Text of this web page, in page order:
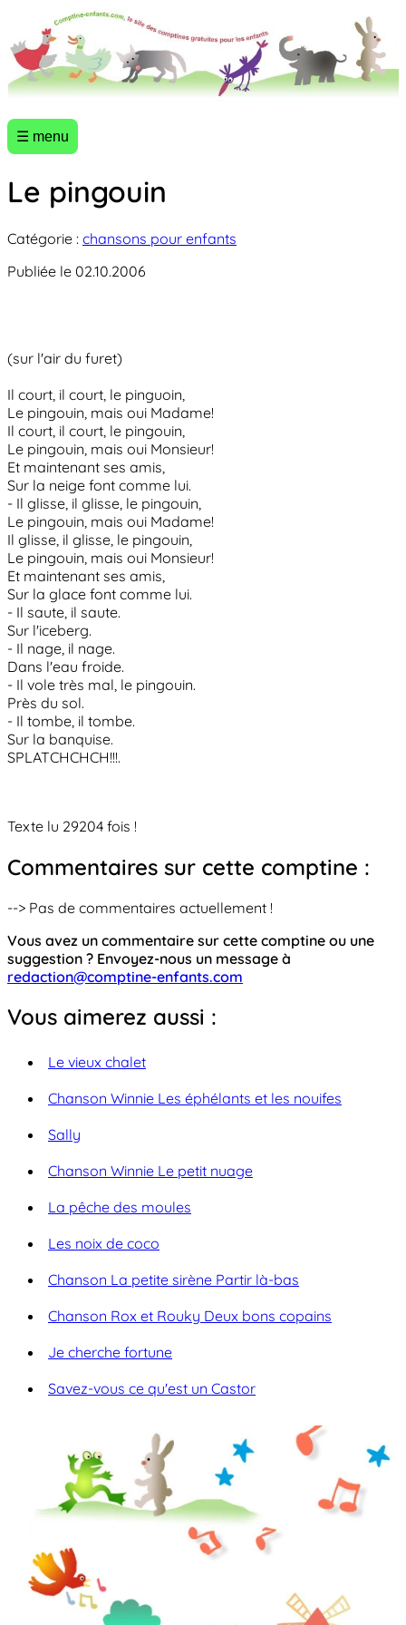
☰ menu
Le pingouin
Catégorie : chansons pour enfants
Publiée le 02.10.2006
(sur l'air du furet)
Il court, il court, le pinguoin,
Le pingouin, mais oui Madame!
Il court, il court, le pingouin,
Le pingouin, mais oui Monsieur!
Et maintenant ses amis,
Sur la neige font comme lui.
- Il glisse, il glisse, le pingouin,
Le pingouin, mais oui Madame!
Il glisse, il glisse, le pingouin,
Le pingouin, mais oui Monsieur!
Et maintenant ses amis,
Sur la glace font comme lui.
- Il saute, il saute.
Sur l'iceberg.
- Il nage, il nage.
Dans l'eau froide.
- Il vole très mal, le pingouin.
Près du sol.
- Il tombe, il tombe.
Sur la banquise.
SPLATCHCHCH!!!.
Texte lu 29204 fois !
Commentaires sur cette comptine :
--> Pas de commentaires actuellement !
Vous avez un commentaire sur cette comptine ou une
suggestion ? Envoyez-nous un message à
redaction@comptine-enfants.com
Vous aimerez aussi :
Le vieux chalet
Chanson Winnie Les éphélants et les nouifes
Sally
Chanson Winnie Le petit nuage
La pêche des moules
Les noix de coco
Chanson La petite sirène Partir là-bas
Chanson Rox et Rouky Deux bons copains
Je cherche fortune
Savez-vous ce qu'est un Castor